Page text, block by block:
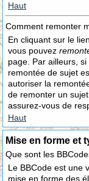
Haut
Comment remonter
En cliquant sur le
vous pouvez
page. Par ailleurs,
remontée de sujet
autoriser la
de remonter un
assurez-vous de
Haut
Mise en forme et
Que sont les
Le BBCode est une
mise en forme des